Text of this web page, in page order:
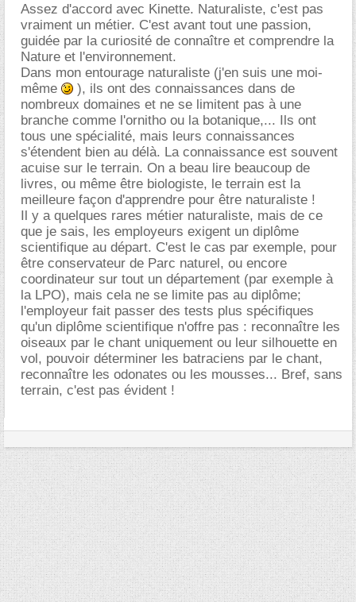
Assez d'accord avec Kinette. Naturaliste, c'est pas
vraiment un métier. C'est avant tout une passion,
guidée par la curiosité de connaître et comprendre la
Nature et l'environnement.
Dans mon entourage naturaliste (j'en suis une moi-
même
), ils ont des connaissances dans de
nombreux domaines et ne se limitent pas à une
branche comme l'ornitho ou la botanique,... Ils ont
tous une spécialité, mais leurs connaissances
s'étendent bien au délà. La connaissance est souvent
acuise sur le terrain. On a beau lire beaucoup de
livres, ou même être biologiste, le terrain est la
meilleure façon d'apprendre pour être naturaliste !
Il y a quelques rares métier naturaliste, mais de ce
que je sais, les employeurs exigent un diplôme
scientifique au départ. C'est le cas par exemple, pour
être conservateur de Parc naturel, ou encore
coordinateur sur tout un département (par exemple à
la LPO), mais cela ne se limite pas au diplôme;
l'employeur fait passer des tests plus spécifiques
qu'un diplôme scientifique n'offre pas : reconnaître les
oiseaux par le chant uniquement ou leur silhouette en
vol, pouvoir déterminer les batraciens par le chant,
reconnaître les odonates ou les mousses... Bref, sans
terrain, c'est pas évident !